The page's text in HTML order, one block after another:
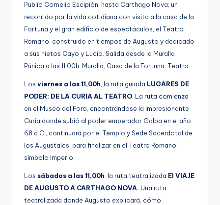
Publio Cornelio Escipión, hasta Carthago Nova; un
recorrido por la vida cotidiana con visita a la casa de la
Fortuna y el gran edificio de espectáculos, el Teatro
Romano, construido en tiempos de Augusto y dedicado
a sus nietos Cayo y Lucio. Salida desde la Muralla
Púnica a las 11:00h. Muralla, Casa de la Fortuna, Teatro.
Los viernes a las 11,00h, la ruta guiada LUGARES DE
PODER: DE LA CURIA AL TEATRO. La ruta comienza
en el Museo del Foro, encontrándose la impresionante
Curia donde subió al poder emperador Galba en el año
68 d.C., continuará por el Templo y Sede Sacerdotal de
los Augustales, para finalizar en el Teatro Romano,
símbolo Imperio.
Los sábados a las 11,00h. la ruta teatralizada El VIAJE
DE AUGUSTO A CARTHAGO NOVA. Una ruta
teatralizada donde Augusto explicará, cómo